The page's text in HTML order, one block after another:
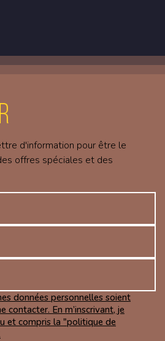
d'information pour être le
offres spéciales et des
données personnelles soient
contacter. En m’inscrivant, je
et compris la "politique de